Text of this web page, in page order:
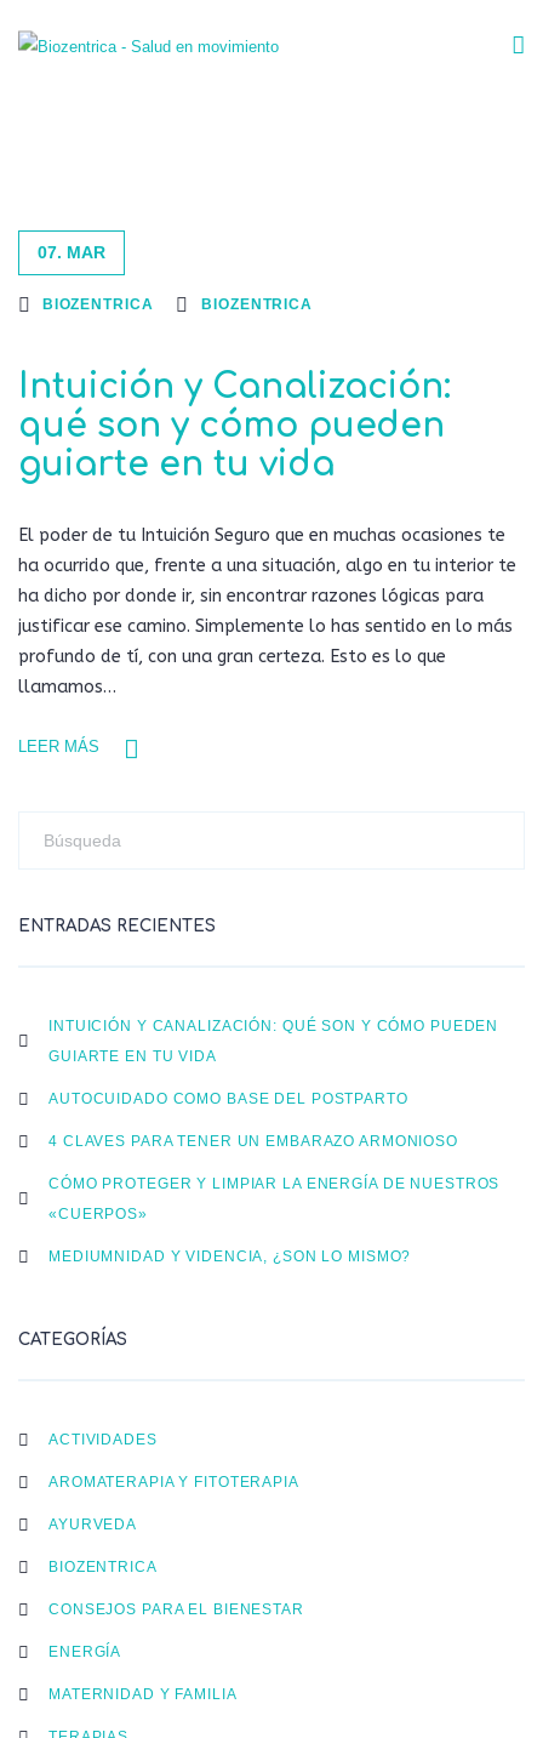
07. MAR
BIOZENTRICA BIOZENTRICA
Intuición y Canalización:
qué son y cómo pueden
guiarte en tu vida
El poder de tu Intuición Seguro que en muchas ocasiones te
ha ocurrido que, frente a una situación, algo en tu interior te
ha dicho por donde ir, sin encontrar razones lógicas para
justificar ese camino. Simplemente lo has sentido en lo más
profundo de tí, con una gran certeza. Esto es lo que
llamamos…
LEER MÁS
ENTRADAS RECIENTES
INTUICIÓN Y CANALIZACIÓN: QUÉ SON Y CÓMO PUEDEN
GUIARTE EN TU VIDA
AUTOCUIDADO COMO BASE DEL POSTPARTO
4 CLAVES PARA TENER UN EMBARAZO ARMONIOSO
CÓMO PROTEGER Y LIMPIAR LA ENERGÍA DE NUESTROS
«CUERPOS»
MEDIUMNIDAD Y VIDENCIA, ¿SON LO MISMO?
CATEGORÍAS
ACTIVIDADES
AROMATERAPIA Y FITOTERAPIA
AYURVEDA
BIOZENTRICA
CONSEJOS PARA EL BIENESTAR
ENERGÍA
MATERNIDAD Y FAMILIA